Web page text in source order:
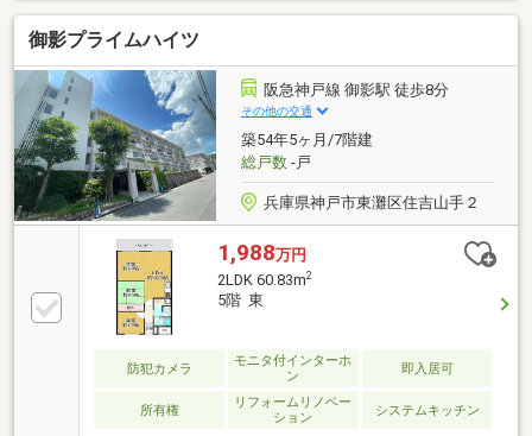
御影プライムハイツ
阪急神戸線 御影駅 徒歩8分
その他の交通
築54年5ヶ月/7階建
総戸数-戸
兵庫県神戸市東灘区住吉山手２
1,988万円
2LDK 60.83m2
5階 東
防犯カメラ
モニタ付インターホ
ン
即入居可
所有権
リフォームリノベー
ション
システムキッチン